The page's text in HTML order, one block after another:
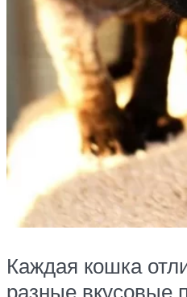
Каждая кошка
разные вкусовые